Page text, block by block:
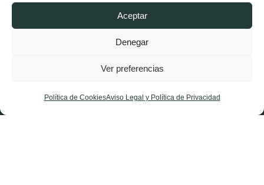
Aceptar
Denegar
Ver preferencias
Política de CookiesAviso Legal y Política de Privacidad
Conócenos
Estructura
Noticias La Rioja
Afíliate